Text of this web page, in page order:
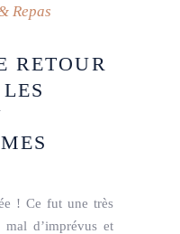
Repas
RETOUR
! Ce fut une très
d’imprévus et